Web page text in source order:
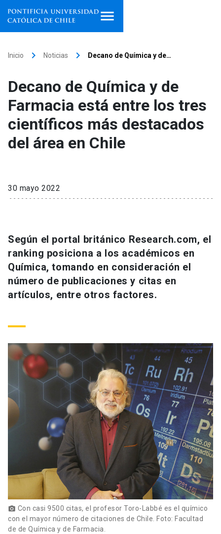
Facultades, escuelas e
institutos
Investigación
Información para keyboard_arrow_down
Futuros estudiantes
Académicos
Personal
Alumni launch
Padres y familia
Vecinos launch
Go to english site launch
Mi Cuenta UC launch
Correo UC launch
Mi Portal UC launch
Medios Biblioteca launch
Donaciones launch
Inicio keyboard_arrow_right Noticias keyboard_arrow_right Decano de Química y de…
Decano de Química y de
Farmacia está entre los tres
científicos más destacados
del área en Chile
30 mayo 2022
Según el portal británico Research.com, el
ranking posiciona a los académicos en
Química, tomando en consideración el
número de publicaciones y citas en
artículos, entre otros factores.
photo_camera Con casi 9500 citas, el profesor Toro-Labbé es el químico
con el mayor número de citaciones de Chile. Foto: Facultad
de de Química y de Farmacia.